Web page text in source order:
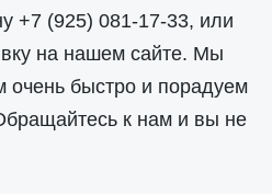
+7 (925) 081-17-33, или
на нашем сайте. Мы
очень быстро и порадуем
к нам и вы не